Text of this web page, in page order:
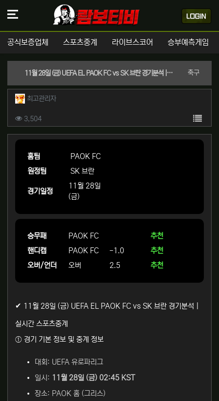
공식보증업체 스포츠중계 라이브스코어 승부예측게임
11월 28일 (금) UEFA EL PAOK FC vs SK 브란 경기분석 | 실시간 스포츠중계 축구분류
작성자 정보
최고관리자작성
컨텐츠 정보
3,504조회 목록
본문
홈팀
PAOK FC
원정팀
SK 브란
경기일정
11월 28일
(금)
승무패 PAOK FC
추천
핸디캡
PAOK FC -1.0
추천
오버/언더
오버 2.5 추천
✔ 11월 28일 (금) UEFA EL PAOK FC vs SK 브란 경기분석 |
실시간 스포츠중계
① 경기 기본 정보 및 중계 정보
대회: UEFA 유로파리그
일시: 11월 28일 (금) 02:45 KST
장소: PAOK 홈 (그리스)